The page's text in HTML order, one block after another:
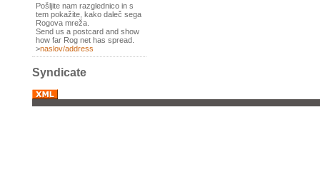
Pošljite nam razglednico in s
tem pokažite, kako daleč sega
Rogova mreža.
Send us a postcard and show
how far Rog net has spread.
>naslov/address
Syndicate